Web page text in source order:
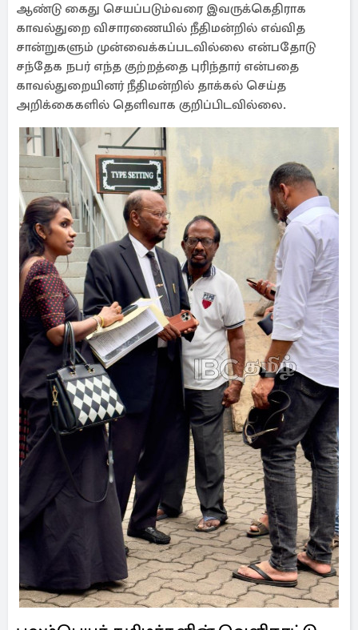
ஆண்டு கைது செயப்படும்வரை இவருக்கெதிராக
காவல்துறை விசாரணையில் நீதிமன்றில் எவ்வித
சான்றுகளும் முன்வைக்கப்படவில்லை என்பதோடு
சந்தேக நபர் எந்த குற்றத்தை புரிந்தார் என்பதை
காவல்துறையினர் நீதிமன்றில் தாக்கல் செய்த
அறிக்கைகளில் தெளிவாக குறிப்பிடவில்லை.